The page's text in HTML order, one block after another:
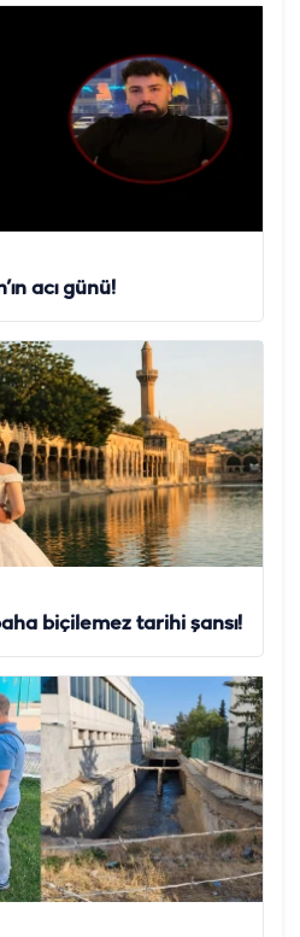
acı günü!
biçilemez tarihi şansı!